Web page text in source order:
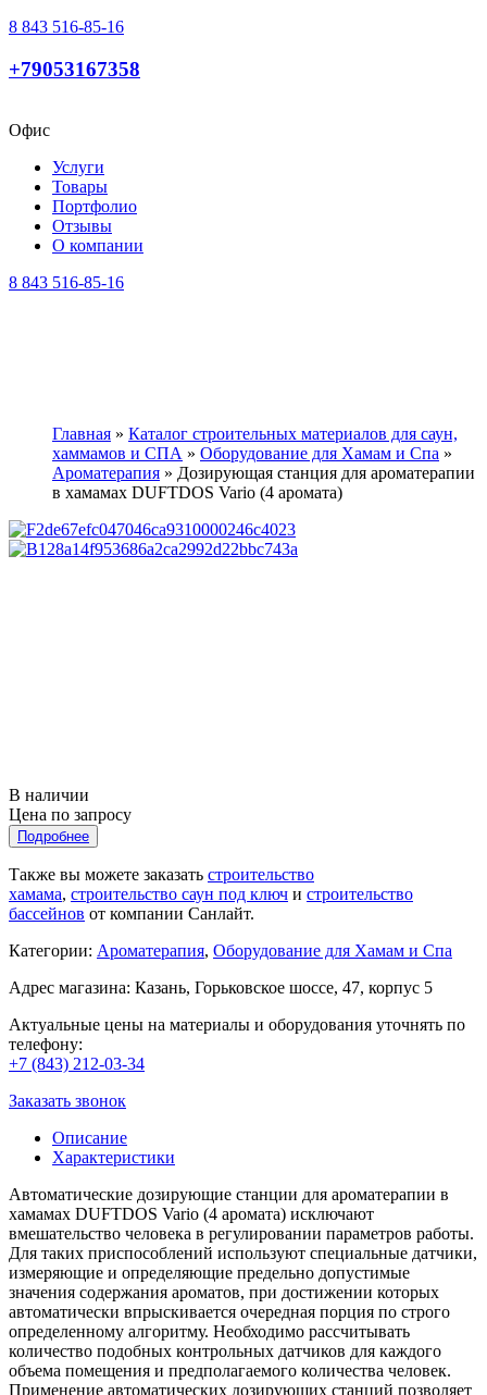
8 843 516-85-16
+79053167358
Офис
Услуги
Товары
Портфолио
Отзывы
О компании
8 843 516-85-16
Главная » Каталог строительных материалов для саун,
хаммамов и СПА » Оборудование для Хамам и Спа »
Ароматерапия » Дозирующая станция для ароматерапии
в хамамах DUFTDOS Vario (4 аромата)
В наличии
Цена по запросу
Подробнее
Также вы можете заказать строительство
хамама, строительство саун под ключ и строительство
бассейнов от компании Санлайт.
Категории: Ароматерапия, Оборудование для Хамам и Спа
Адрес магазина: Казань, Горьковское шоссе, 47, корпус 5
Актуальные цены на материалы и оборудования уточнять по
телефону:
+7 (843) 212-03-34
Заказать звонок
Описание
Характеристики
Автоматические дозирующие станции для ароматерапии в
хамамах DUFTDOS Vario (4 аромата) исключают
вмешательство человека в регулировании параметров работы.
Для таких приспособлений используют специальные датчики,
измеряющие и определяющие предельно допустимые
значения содержания ароматов, при достижении которых
автоматически впрыскивается очередная порция по строго
определенному алгоритму. Необходимо рассчитывать
количество подобных контрольных датчиков для каждого
объема помещения и предполагаемого количества человек.
Применение автоматических дозирующих станций позволяет